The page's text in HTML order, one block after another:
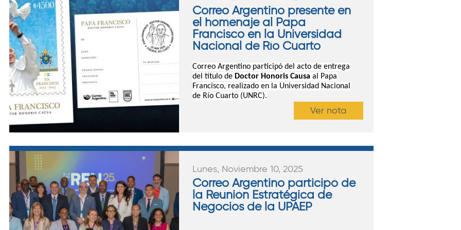
Correo Argentino presente en
el homenaje al Papa
Francisco en la Universidad
Nacional de Río Cuarto
Correo Argentino participó del acto de entrega
del título de Doctor Honoris Causa al Papa
Francisco, realizado en la Universidad Nacional
de Río Cuarto (UNRC).
Ver nota
Lunes, Noviembre 10, 2025
Correo Argentino participó de
la Reunión Estratégica de
Negocios de la UPAEP